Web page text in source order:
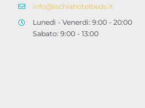
info@ischiahotelbeds.it
Lunedì - Venerdì: 9:00 - 20:00
Sabato: 9:00 - 13:00